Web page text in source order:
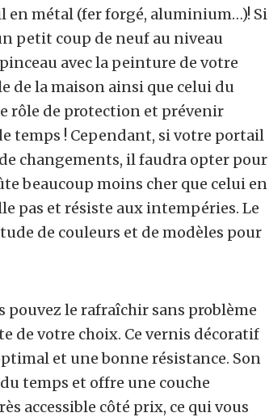
en métal (fer forgé, aluminium…)! Si
petit coup de neuf au niveau
avec la peinture de votre
de la maison ainsi que celui du
rôle de protection et prévenir
temps ! Cependant, si votre portail
changements, il faudra opter pour
beaucoup moins cher que celui en
pas et résiste aux intempéries. Le
de couleurs et de modèles pour
pouvez le rafraîchir sans problème
de votre choix. Ce vernis décoratif
et une bonne résistance. Son
temps et offre une couche
accessible côté prix, ce qui vous